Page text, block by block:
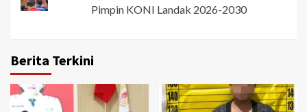
Pimpin KONI Landak 2026-2030
Berita Terkini